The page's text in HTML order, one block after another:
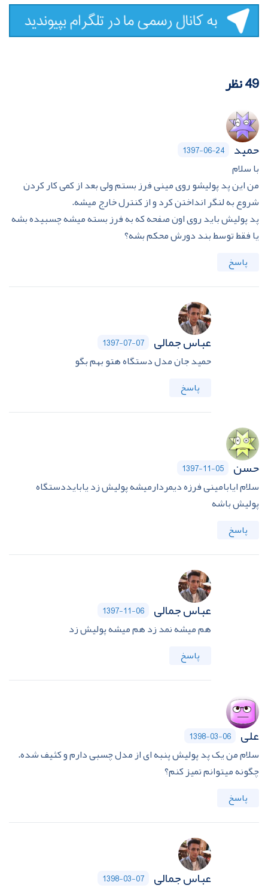
49 نظر
حمید 1397-06-24
با سلام
من این پد پولیشو روی مینی فرز بستم ولی بعد از کمی کار کردن
شروع به لنگر انداختن کرد و از کنترل خارج میشه.
پد پولیش باید روی اون صفحه که به فرز بسته میشه چسبیده بشه
یا فقط توسط بند دورش محکم بشه؟
پاسخ
عباس جمالی 1397-07-07
حمید جان مدل دستگاه هتو بهم بگو
پاسخ
حسن 1397-11-05
سلام ایابامینی فرزه دیمردارمیشه پولیش زد یابایددستگاه
پولیش باشه
پاسخ
عباس جمالی 1397-11-06
هم میشه نمد زد هم میشه پولیش زد
پاسخ
علی 1398-03-06
سلام من یک پد پولیش پنبه ای از مدل چسبی دارم و کثیف شده.
چگونه میتوانم تمیز کنم؟
پاسخ
عباس جمالی 1398-03-07